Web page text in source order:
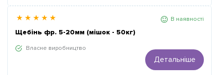
В наявності
Щебінь фр. 5-20мм (мішок - 50кг)
Власне виробництво
Детальніше